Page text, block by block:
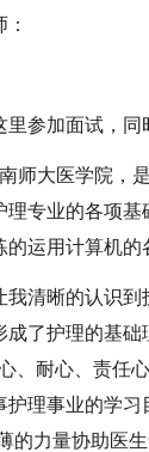
里参加面试，
师大医学院，
理专业的各项
的运用计算机的
我清晰的认识
了护理的基
、耐心、责任
理事业的学
的力量协助医